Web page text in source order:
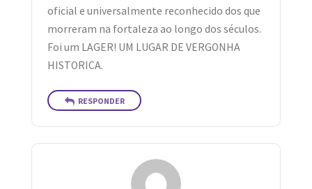
oficial e universalmente reconhecido dos que
morreram na fortaleza ao longo dos séculos.
Foi um LAGER! UM LUGAR DE VERGONHA
HISTORICA.
RESPONDER